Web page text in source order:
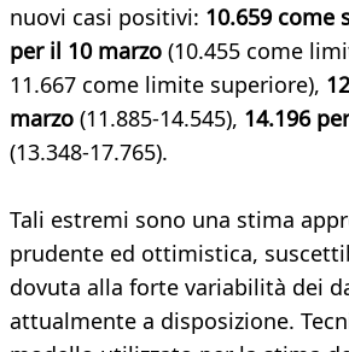
nuovi casi positivi: 10.659 come
per il 10 marzo (10.455 come
11.667 come limite superiore),
marzo (11.885-14.545), 14.196
(13.348-17.765).
Tali estremi sono una stima
prudente ed ottimistica,
dovuta alla forte variabilità dei
attualmente a disposizione.